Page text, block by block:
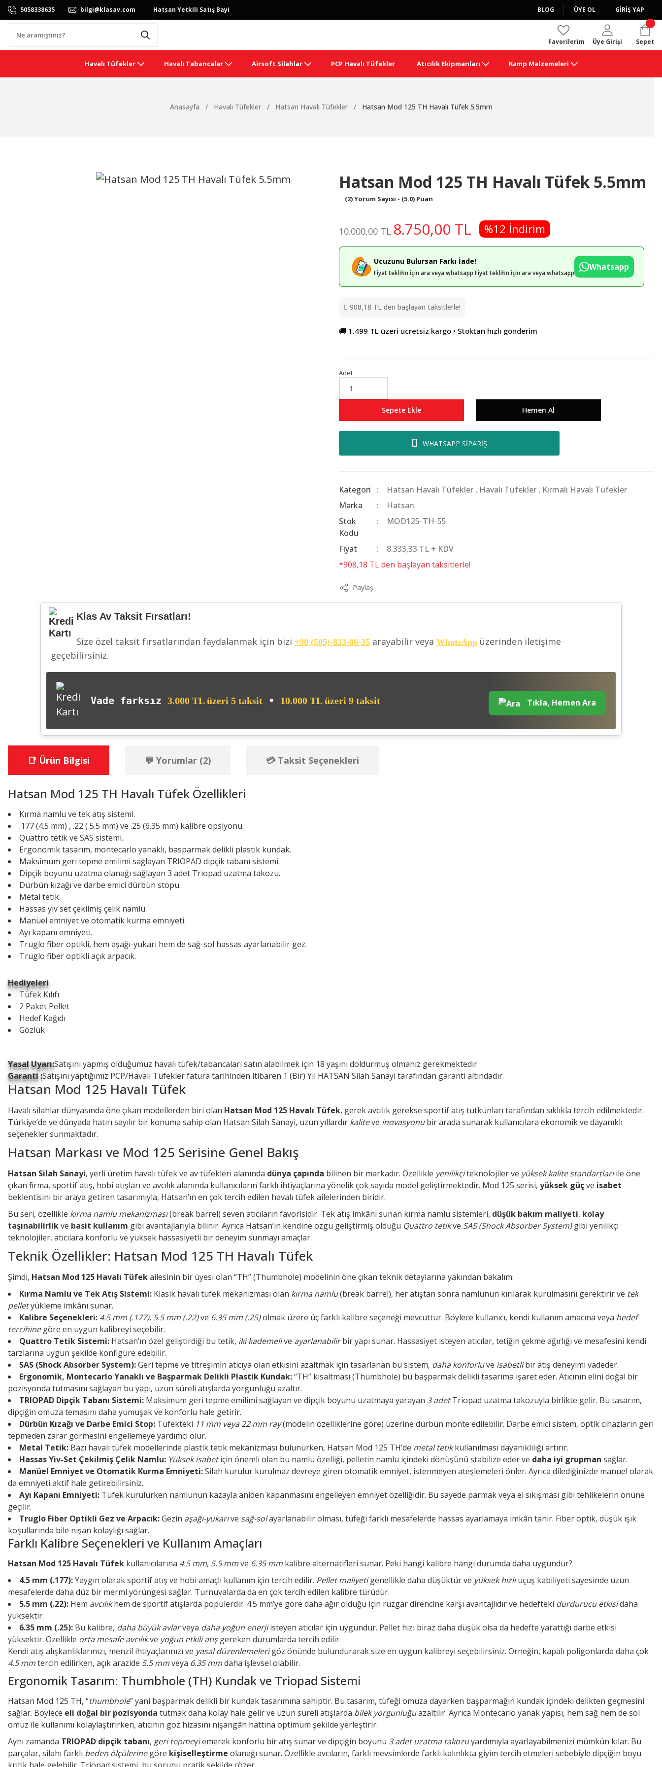
5058338635 bilgi@klasav.com Hatsan Yetkili Satış Bayi BLOG ÜYE OL GİRİŞ YAP
Favorilerim Üye Girişi Sepet
Havalı Tüfekler Havalı Tabancalar Airsoft Silahlar PCP Havalı Tüfekler Atıcılık Ekipmanları Kamp Malzemeleri
Anasayfa Havalı Tüfekler Hatsan Havalı Tüfekler Hatsan Mod 125 TH Havalı Tüfek 5.5mm
Hatsan Mod 125 TH Havalı Tüfek 5.5mm
(2) Yorum Sayısı - (5.0) Puan
10.000,00 TL 8.750,00 TL %12 İndirim
Ucuzunu Bulursan Farkı İade!
Fiyat teklifin için ara veya whatsapp Fiyat teklifin için ara veya whatsapp
Whatsapp
908,18 TL den başlayan taksitlerle!
🚚 1.499 TL üzeri ücretsiz kargo • Stoktan hızlı gönderim
Adet
Sepete Ekle Hemen Al
WHATSAPP SİPARİŞ
Kategori Hatsan Havalı Tüfekler , Havalı Tüfekler , Kırmalı Havalı Tüfekler
Marka
Hatsan
Stok
Kodu
MOD125-TH-55
Fiyat
8.333,33 TL + KDV
*908,18 TL den başlayan taksitlerle!
Paylaş
Klas Av Taksit Fırsatları!
Size özel taksit fırsatlarından faydalanmak için bizi +90 (505)-833-86-35arayabilir veya WhatsAppüzerinden iletişime
geçebilirsiniz.
Vade farksız3.000 TL üzeri 5 taksit • 10.000 TL üzeri 9 taksit Tıkla, Hemen Ara
📑 Ürün Bilgisi 💬 Yorumlar (2) 💳 Taksit Seçenekleri
Hatsan Mod 125 TH Havalı Tüfek Özellikleri
Kırma namlu ve tek atış sistemi.
.177 (4.5 mm) , .22 ( 5.5 mm) ve .25 (6.35 mm) kalibre opsiyonu.
Quattro tetik ve SAS sistemi.
Ergonomik tasarım, montecarlo yanaklı, basparmak delikli plastik kundak.
Maksimum geri tepme emilimi sağlayan TRIOPAD dipçik tabanı sistemi.
Dipçik boyunu uzatma olanağı sağlayan 3 adet Triopad uzatma takozu.
Dürbün kızağı ve darbe emici dürbün stopu.
Metal tetik.
Hassas yiv set çekilmiş çelik namlu.
Manüel emniyet ve otomatik kurma emniyeti.
Ayı kapanı emniyeti.
Truglo fiber optikli, hem aşağı-yukarı hem de sağ-sol hassas ayarlanabilir gez.
Truglo fiber optikli açık arpacık.
Hediyeleri
Tüfek Kılıfı
2 Paket Pellet
Hedef Kağıdı
Gözlük
Yasal Uyarı:Satışını yapmış olduğumuz havalı tüfek/tabancaları satın alabilmek için 18 yaşını doldurmuş olmanız gerekmektedir
Garanti :Satışını yaptığımız PCP/Havalı Tüfekler fatura tarihinden itibaren 1 (Bir) Yıl HATSAN Silah Sanayi tarafından garanti altındadır.
Hatsan Mod 125 Havalı Tüfek
Havalı silahlar dünyasında öne çıkan modellerden biri olan Hatsan Mod 125 Havalı Tüfek, gerek avcılık gerekse sportif atış tutkunları tarafından sıklıkla tercih edilmektedir.
Türkiye’de ve dünyada hatırı sayılır bir konuma sahip olan Hatsan Silah Sanayi, uzun yıllardır kaliteve inovasyonubir arada sunarak kullanıcılara ekonomik ve dayanıklı
seçenekler sunmaktadır.
Hatsan Markası ve Mod 125 Serisine Genel Bakış
Hatsan Silah Sanayi, yerli üretim havalı tüfek ve av tüfekleri alanında dünya çapında bilinen bir markadır. Özellikle yenilikçiteknolojiler ve yüksek kalite standartlarıile öne
çıkan firma, sportif atış, hobi atışları ve avcılık alanında kullanıcıların farklı ihtiyaçlarına yönelik çok sayıda model geliştirmektedir. Mod 125 serisi, yüksek güçve isabet
beklentisini bir araya getiren tasarımıyla, Hatsan’ın en çok tercih edilen havalı tüfek ailelerinden biridir.
Bu seri, özellikle kırma namlu mekanizması(break barrel) seven atıcıların favorisidir. Tek atış imkânı sunan kırma namlu sistemleri, düşük bakım maliyeti, kolay
taşınabilirlikve basit kullanım gibi avantajlarıyla bilinir. Ayrıca Hatsan’ın kendine özgü geliştirmiş olduğu Quattro tetikve SAS (Shock Absorber System)gibi yenilikçi
teknolojiler, atıcılara konforlu ve yüksek hassasiyetli bir deneyim sunmayı amaçlar.
Teknik Özellikler: Hatsan Mod 125 TH Havalı Tüfek
Şimdi, Hatsan Mod 125 Havalı Tüfekailesinin bir üyesi olan “TH” (Thumbhole) modelinin öne çıkan teknik detaylarına yakından bakalım:
Kırma Namlu ve Tek Atış Sistemi: Klasik havalı tüfek mekanizması olan kırma namlu(break barrel), her atıştan sonra namlunun kırılarak kurulmasını gerektirir ve tek
pelletyükleme imkânı sunar.
Kalibre Seçenekleri: 4.5 mm (.177), 5.5 mm (.22)ve 6.35 mm (.25)olmak üzere üç farklı kalibre seçeneği mevcuttur. Böylece kullanıcı, kendi kullanım amacına veya hedef
tercihinegöre en uygun kalibreyi seçebilir.
Quattro Tetik Sistemi: Hatsan’ın özel geliştirdiği bu tetik, iki kademelive ayarlanabilirbir yapı sunar. Hassasiyet isteyen atıcılar, tetiğin çekme ağırlığı ve mesafesini kendi
tarzlarına uygun şekilde konfigüre edebilir.
SAS (Shock Absorber System):Geri tepme ve titreşimin atıcıya olan etkisini azaltmak için tasarlanan bu sistem, daha konforluve isabetlibir atış deneyimi vadeder.
Ergonomik, Montecarlo Yanaklı ve Başparmak Delikli Plastik Kundak:“TH” kısaltması (Thumbhole) bu başparmak delikli tasarıma işaret eder. Atıcının elini doğal bir
pozisyonda tutmasını sağlayan bu yapı, uzun süreli atışlarda yorgunluğu azaltır.
TRIOPAD Dipçik Tabanı Sistemi: Maksimum geri tepme emilimi sağlayan ve dipçik boyunu uzatmaya yarayan 3 adetTriopad uzatma takozuyla birlikte gelir. Bu tasarım,
dipçiğin omuza temasını daha yumuşak ve konforlu hale getirir.
Dürbün Kızağı ve Darbe Emici Stop: Tüfekteki 11 mm veya 22 mm ray(modelin özelliklerine göre) üzerine dürbün monte edilebilir. Darbe emici sistem, optik cihazların geri
tepmeden zarar görmesini engellemeye yardımcı olur.
Metal Tetik: Bazı havalı tüfek modellerinde plastik tetik mekanizması bulunurken, Hatsan Mod 125 TH’de metal tetikkullanılması dayanıklılığı artırır.
Hassas Yiv-Set Çekilmiş Çelik Namlu: Yüksek isabetiçin önemli olan bu namlu özelliği, pelletin namlu içindeki dönüşünü stabilize eder ve daha iyi grupman sağlar.
Manüel Emniyet ve Otomatik Kurma Emniyeti:Silah kurulur kurulmaz devreye giren otomatik emniyet, istenmeyen ateşlemeleri önler. Ayrıca dilediğinizde manuel olarak
da emniyeti aktif hale getirebilirsiniz.
Ayı Kapanı Emniyeti: Tüfek kurulurken namlunun kazayla aniden kapanmasını engelleyen emniyet özelliğidir. Bu sayede parmak veya el sıkışması gibi tehlikelerin önüne
geçilir.
Truglo Fiber Optikli Gez ve Arpacık:Gezin aşağı-yukarıve sağ-solayarlanabilir olması, tüfeği farklı mesafelerde hassas ayarlamaya imkân tanır. Fiber optik, düşük ışık
koşullarında bile nişan kolaylığı sağlar.
Farklı Kalibre Seçenekleri ve Kullanım Amaçları
Hatsan Mod 125 Havalı Tüfek kullanıcılarına 4.5 mm, 5.5 mmve 6.35 mm kalibre alternatifleri sunar. Peki hangi kalibre hangi durumda daha uygundur?
4.5 mm (.177):Yaygın olarak sportif atış ve hobi amaçlı kullanım için tercih edilir. Pellet maliyetigenellikle daha düşüktür ve yüksek hızlıuçuş kabiliyeti sayesinde uzun
mesafelerde daha düz bir mermi yörüngesi sağlar. Turnuvalarda da en çok tercih edilen kalibre türüdür.
5.5 mm (.22): Hem avcılıkhem de sportif atışlarda popülerdir. 4.5 mm’ye göre daha ağır olduğu için rüzgar direncine karşı avantajlıdır ve hedefteki durdurucu etkisidaha
yüksektir.
6.35 mm (.25): Bu kalibre, daha büyük avlarveya daha yoğun enerjiisteyen atıcılar için uygundur. Pellet hızı biraz daha düşük olsa da hedefte yarattığı darbe etkisi
yüksektir. Özellikle orta mesafe avcılıkve yoğun etkili atışgereken durumlarda tercih edilir.
Kendi atış alışkanlıklarınızı, menzil ihtiyaçlarınızı ve yasal düzenlemelerigöz önünde bulundurarak size en uygun kalibreyi seçebilirsiniz. Örneğin, kapalı poligonlarda daha çok
4.5 mmtercih edilirken, açık arazide 5.5 mmveya 6.35 mmdaha işlevsel olabilir.
Ergonomik Tasarım: Thumbhole (TH) Kundak ve Triopad Sistemi
Hatsan Mod 125 TH, “thumbhole” yani başparmak delikli bir kundak tasarımına sahiptir. Bu tasarım, tüfeği omuza dayarken başparmağın kundak içindeki delikten geçmesini
sağlar. Böylece eli doğal bir pozisyonda tutmak daha kolay hale gelir ve uzun süreli atışlarda bilek yorgunluğuazaltılır. Ayrıca Montecarlo yanak yapısı, hem sağ hem de sol
omuz ile kullanımı kolaylaştırırken, atıcının göz hizasını nişangâh hattına optimum şekilde yerleştirir.
Aynı zamanda TRIOPAD dipçik tabanı, geri tepmeyi emerek konforlu bir atış sunar ve dipçiğin boyunu 3 adet uzatma takozuyardımıyla ayarlayabilmenizi mümkün kılar. Bu
parçalar, silahı farklı beden ölçülerinegöre kişiselleştirme olanağı sunar. Özellikle avcıların, farklı mevsimlerde farklı kalınlıkta giyim tercih etmeleri sebebiyle dipçiğin boyu